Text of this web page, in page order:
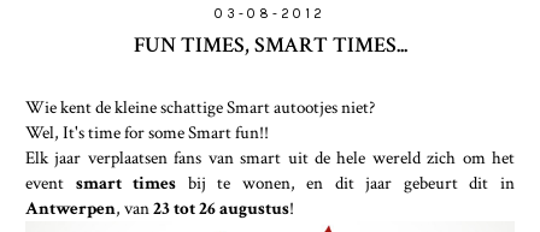
03-08-2012
FUN TIMES, SMART TIMES...
Wie kent de kleine schattige Smart autootjes niet?
Wel, It's time for some Smart fun!!
Elk jaar verplaatsen fans van smart uit de hele wereld zich om het
event smart times bij te wonen, en dit jaar gebeurt dit in
Antwerpen, van23 tot 26 augustus!